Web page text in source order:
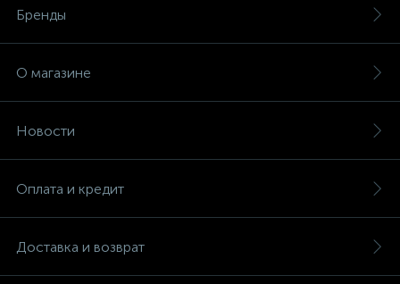
Бренды
О магазине
Новости
Оплата и кредит
Доставка и возврат